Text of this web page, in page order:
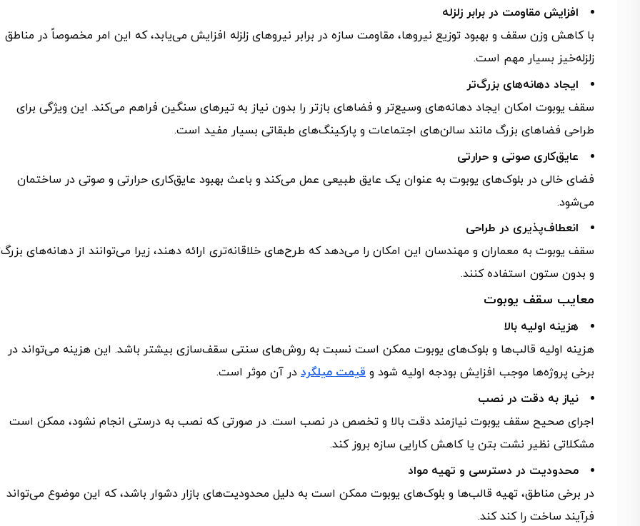
افزایش مقاومت در برابر زلزله
با کاهش وزن سقف و بهبود توزیع نیروها، مقاومت سازه در برابر نیروهای زلزله افزایش می‌یابد، که این امر مخصوصاً در مناطق
زلزله‌خیز بسیار مهم است.
ایجاد دهانه‌های بزرگ‌تر
سقف یوبوت امکان ایجاد دهانه‌های وسیع‌تر و فضاهای بازتر را بدون نیاز به تیرهای سنگین فراهم می‌کند. این ویژگی برای
طراحی فضاهای بزرگ مانند سالن‌های اجتماعات و پارکینگ‌های طبقاتی بسیار مفید است.
عایق‌کاری صوتی و حرارتی
فضای خالی در بلوک‌های یوبوت به عنوان یک عایق طبیعی عمل می‌کند و باعث بهبود عایق‌کاری حرارتی و صوتی در ساختمان
می‌شود.
انعطاف‌پذیری در طراحی
سقف یوبوت به معماران و مهندسان این امکان را می‌دهد که طرح‌های خلاقانه‌تری ارائه دهند، زیرا می‌توانند از دهانه‌های
و بدون ستون استفاده کنند.
معایب سقف یوبوت
هزینه اولیه بالا
هزینه اولیه قالب‌ها و بلوک‌های یوبوت ممکن است نسبت به روش‌های سنتی سقف‌سازی بیشتر باشد. این هزینه می‌تواند در
برخی پروژه‌ها موجب افزایش بودجه اولیه شود و قیمت میلگرد در آن موثر است.
نیاز به دقت در نصب
اجرای صحیح سقف یوبوت نیازمند دقت بالا و تخصص در نصب است. در صورتی که نصب به درستی انجام نشود، ممکن است
مشکلاتی نظیر نشت بتن یا کاهش کارایی سازه بروز کند.
محدودیت در دسترسی و تهیه مواد
در برخی مناطق، تهیه قالب‌ها و بلوک‌های یوبوت ممکن است به دلیل محدودیت‌های بازار دشوار باشد، که این موضوع می‌تواند
فرآیند ساخت را کند کند.